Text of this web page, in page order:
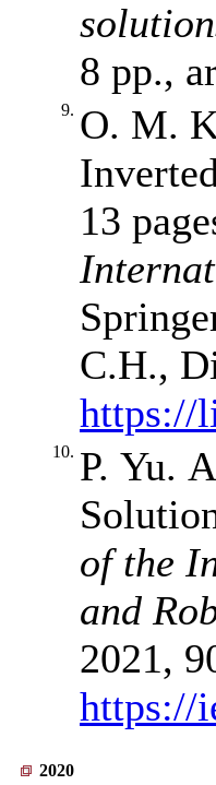
8 pp.,
9. O. M.
13
C.H.,
https://
10. P. Yu.
of the
and
2021,
https://
2020